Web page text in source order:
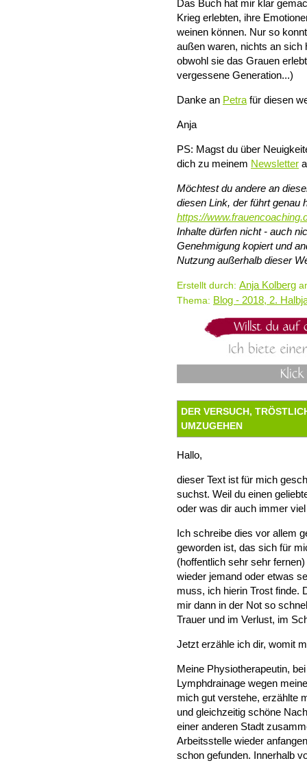
Das Buch hat mir klar
Krieg erlebten, ihre
weinen können. Nur so
außen waren, nichts an sich
obwohl sie das Grauen
vergessene Generation...)
Danke an Petra für diesen
Anja
PS: Magst du über
dich zu meinem Newsletter
Möchtest du andere an
diesen Link, der führt genau
https://
Inhalte dürfen nicht - auch
Genehmigung kopiert und
Nutzung außerhalb dieser
Erstellt durch: Anja Kolberg
Thema: Blog - 2018, 2.
DER VERSUCH,
UMZUGEHEN
Hallo,
dieser Text ist für mich
suchst. Weil du einen
oder was dir auch immer
Ich schreibe dies vor allem
geworden ist, das sich für
(hoffentlich sehr sehr
wieder jemand oder etwas
muss, ich hierin Trost finde.
mir dann in der Not so
Trauer und im Verlust, im
Jetzt erzähle ich dir, womit
Meine Physiotherapeutin,
Lymphdrainage wegen
mich gut verstehe, erzählte
und gleichzeitig schöne
einer anderen Stadt
Arbeitsstelle wieder
schon gefunden. Innerhalb